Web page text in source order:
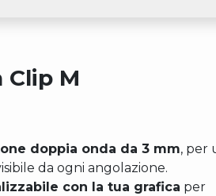
M
doppia onda da 3 mm, per
da ogni angolazione.
con la tua grafica per